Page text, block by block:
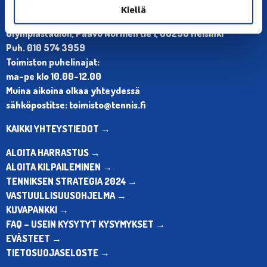
Kiellä
Olympiastadion, Paavo Nurmen tie 1, 00250 Helsinki
Puh. 010 574 3959
Toimiston puhelinajat:
ma-pe klo 10.00-12.00
Muina aikoina olkaa yhteydessä
sähköpostitse: toimisto@tennis.fi
KAIKKI YHTEYSTIEDOT →
ALOITA HARRASTUS →
ALOITA KILPAILEMINEN →
TENNIKSEN STRATEGIA 2024 →
VASTUULLISUUSOHJELMA →
KUVAPANKKI →
FAQ – USEIN KYSYTYT KYSYMYKSET →
EVÄSTEET →
TIETOSUOJASELOSTE →